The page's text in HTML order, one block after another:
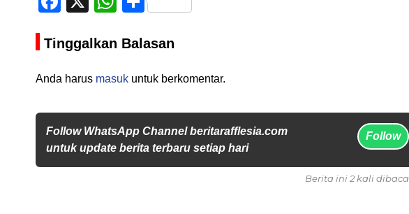
Tinggalkan Balasan
Anda harus masuk untuk berkomentar.
Follow WhatsApp Channel beritarafflesia.com
untuk update berita terbaru setiap hari
Follow
Berita ini 2 kali dibaca